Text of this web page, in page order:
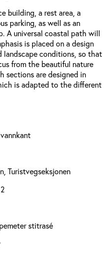
building, a rest area, a
parking, as well as an
A universal coastal path will
is placed on a design
conditions, so that
from the beautiful nature
sections are designed in
is adapted to the different
Turistvegseksjonen
stitrasé